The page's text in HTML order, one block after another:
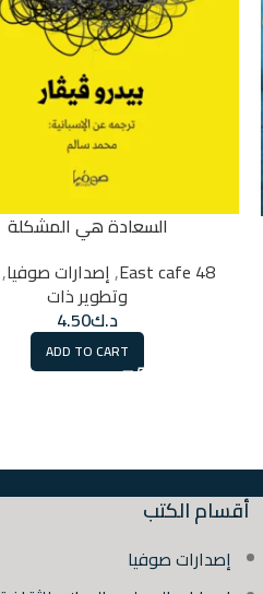
السعادة هي المشكلة
48 East cafe
,إصدارات صوفيا,
وتطوير ذات
د.ك4.50
ADD TO CART
أقسام الكتب
إصدارات صوفيا